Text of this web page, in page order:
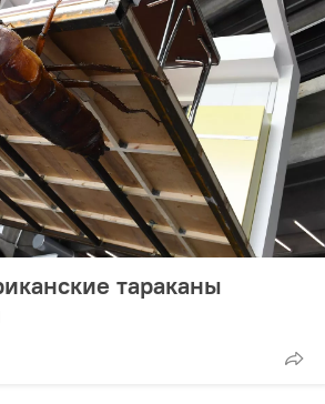
тараканы